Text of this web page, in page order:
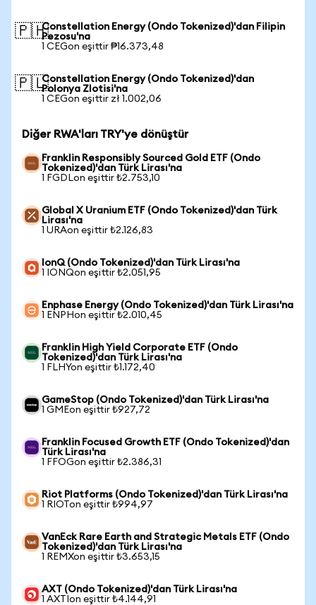
🇵🇭Constellation Energy (Ondo Tokenized)'dan Filipin
Pezosu'na
1 CEGon eşittir ₱16.373,48
🇵🇱Constellation Energy (Ondo Tokenized)'dan
Polonya Zlotisi'na
1 CEGon eşittir zł 1.002,06
Diğer RWA'ları TRY'ye dönüştür
Franklin Responsibly Sourced Gold ETF (Ondo
Tokenized)'dan Türk Lirası'na
1 FGDLon eşittir ₺2.753,10
Global X Uranium ETF (Ondo Tokenized)'dan Türk
Lirası'na
1 URAon eşittir ₺2.126,83
IonQ (Ondo Tokenized)'dan Türk Lirası'na
1 IONQon eşittir ₺2.051,95
Enphase Energy (Ondo Tokenized)'dan Türk Lirası'na
1 ENPHon eşittir ₺2.010,45
Franklin High Yield Corporate ETF (Ondo
Tokenized)'dan Türk Lirası'na
1 FLHYon eşittir ₺1.172,40
GameStop (Ondo Tokenized)'dan Türk Lirası'na
1 GMEon eşittir ₺927,72
Franklin Focused Growth ETF (Ondo Tokenized)'dan
Türk Lirası'na
1 FFOGon eşittir ₺2.386,31
Riot Platforms (Ondo Tokenized)'dan Türk Lirası'na
1 RIOTon eşittir ₺994,97
VanEck Rare Earth and Strategic Metals ETF (Ondo
Tokenized)'dan Türk Lirası'na
1 REMXon eşittir ₺3.653,15
AXT (Ondo Tokenized)'dan Türk Lirası'na
1 AXTIon eşittir ₺4.144,91